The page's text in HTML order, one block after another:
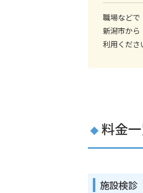
職場などで
新潟市から
利用くださ
料金
施設検診